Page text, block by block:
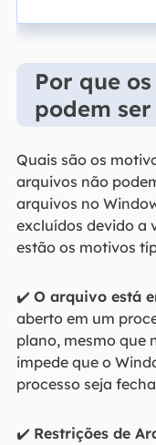
Por que
podem
Quais são os
arquivos não
arquivos no
excluídos devido a
estão os motivos
✔️ O arquivo está
aberto em um
plano, mesmo que
impede que o
processo seja
✔️ Restrições de